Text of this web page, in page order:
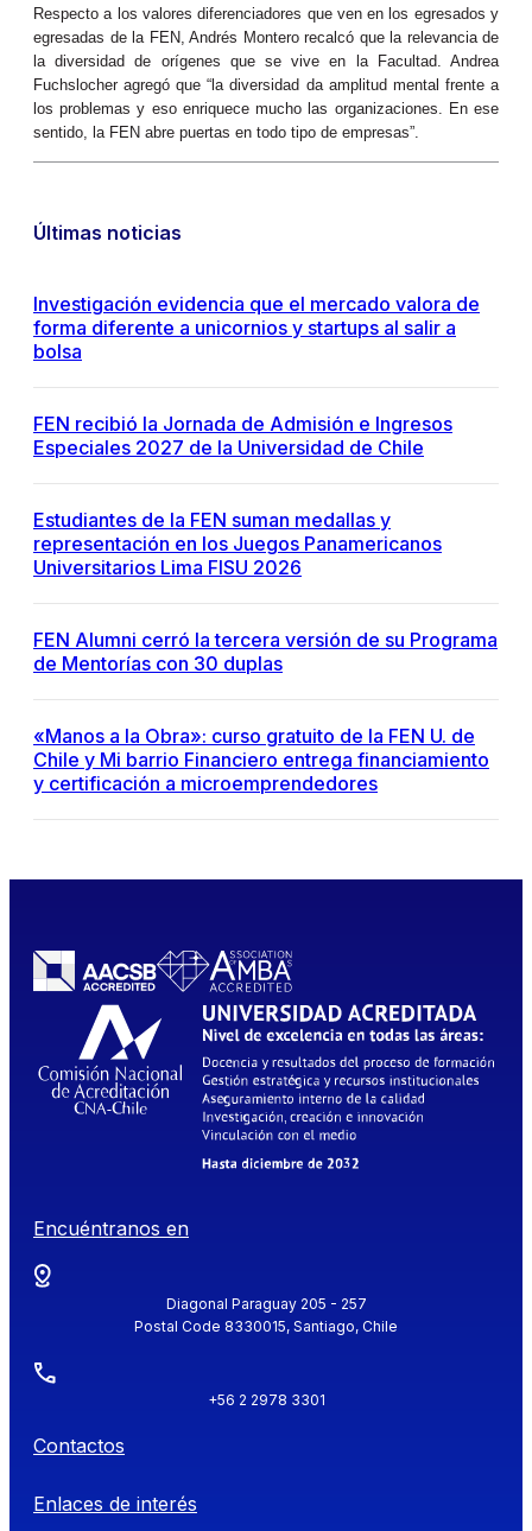
Respecto a los valores diferenciadores que ven en los egresados y
egresadas de la FEN, Andrés Montero recalcó que la relevancia de
la diversidad de orígenes que se vive en la Facultad. Andrea
Fuchslocher agregó que “la diversidad da amplitud mental frente a
los problemas y eso enriquece mucho las organizaciones. En ese
sentido, la FEN abre puertas en todo tipo de empresas”.
Últimas noticias
Investigación evidencia que el mercado valora de
forma diferente a unicornios y startups al salir a
bolsa
FEN recibió la Jornada de Admisión e Ingresos
Especiales 2027 de la Universidad de Chile
Estudiantes de la FEN suman medallas y
representación en los Juegos Panamericanos
Universitarios Lima FISU 2026
FEN Alumni cerró la tercera versión de su Programa
de Mentorías con 30 duplas
«Manos a la Obra»: curso gratuito de la FEN U. de
Chile y Mi barrio Financiero entrega financiamiento
y certificación a microemprendedores
Encuéntranos en
Diagonal Paraguay 205 - 257
Postal Code 8330015, Santiago, Chile
+56 2 2978 3301
Contactos
Enlaces de interés